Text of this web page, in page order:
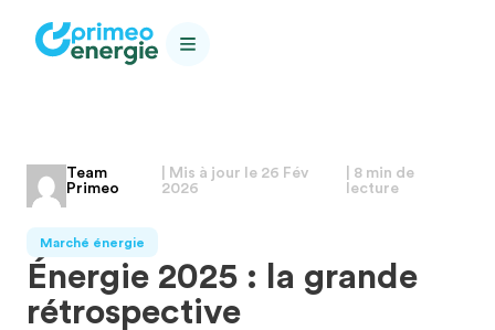
Team
Primeo
| Mis à jour le 26 Fév
2026
| 8 min de
lecture
Marché énergie
Énergie 2025 : la grande
rétrospective